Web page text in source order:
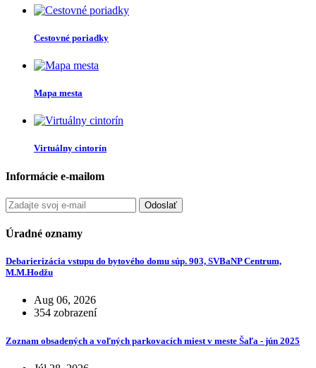
Cestovné poriadky
Mapa mesta
Virtuálny cintorín
Informácie e-mailom
Odoslať
Úradné oznamy
Debarierizácia vstupu do bytového domu súp. 903, SVBaNP Centrum,
M.M.Hodžu
Aug 06, 2026
354 zobrazení
Zoznam obsadených a voľných parkovacích miest v meste Šaľa - jún 2025